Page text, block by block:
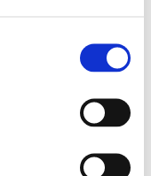
anno
del
un utilizzo del